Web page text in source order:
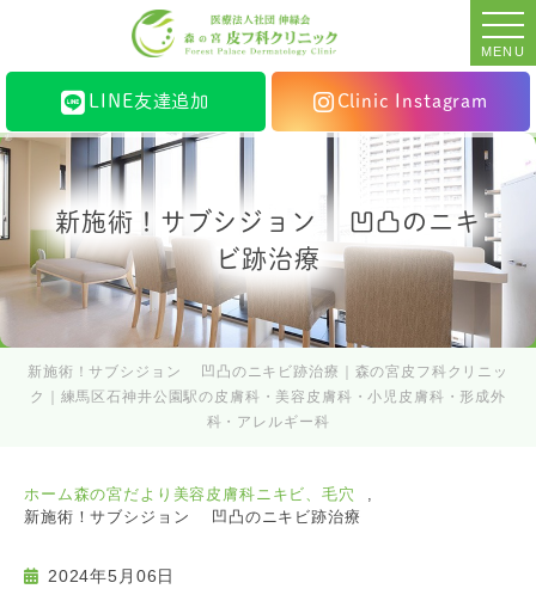
MENU
LINE友達追加 Clinic Instagram
新施術！サブシジョン 凹凸のニキ
ビ跡治療
新施術！サブシジョン 凹凸のニキビ跡治療｜森の宮皮フ科クリニッ
ク｜練馬区石神井公園駅の皮膚科・美容皮膚科・小児皮膚科・形成外
科・アレルギー科
ホーム森の宮だより 美容皮膚科ニキビ、毛穴
新施術！サブシジョン 凹凸のニキビ跡治療
2024年5月06日